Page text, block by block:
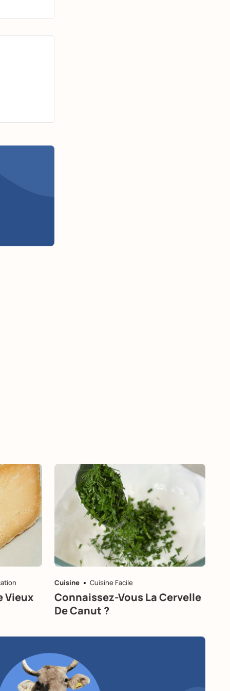
Vieux
Cuisine Cuisine Facile
Connaissez-Vous La Cervelle
De Canut ?